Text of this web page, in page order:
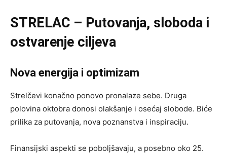
STRELAC – Putovanja, sloboda i
ostvarenje ciljeva
Nova energija i optimizam
Strelčevi konačno ponovo pronalaze sebe. Druga
polovina oktobra donosi olakšanje i osećaj slobode. Biće
prilika za putovanja, nova poznanstva i inspiraciju.
Finansijski aspekti se poboljšavaju, a posebno oko 25.